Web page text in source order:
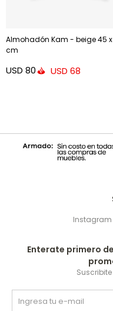
Almohadón Kam - beige 45
cm
USD 80 USD 68
Instagram
Enterate primero